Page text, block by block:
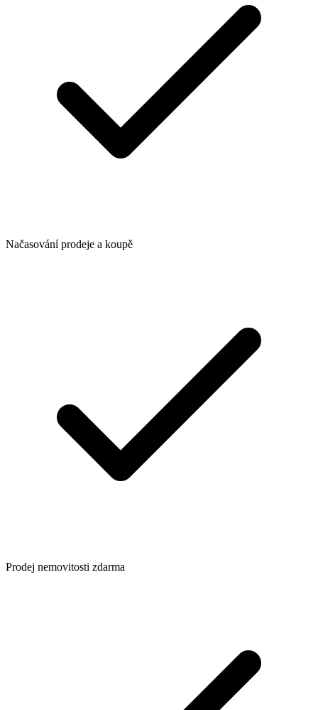
Načasování prodeje a koupě
Prodej nemovitosti zdarma